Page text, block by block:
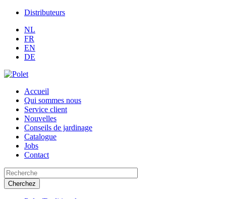
Distributeurs
NL
FR
EN
DE
Accueil
Qui sommes nous
Service client
Nouvelles
Conseils de jardinage
Catalogue
Jobs
Contact
Search this site